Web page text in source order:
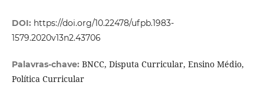
DOI: https://doi.org/10.22478/ufpb.1983-
1579.2020v13n2.43706
Palavras-chave: BNCC, Disputa Curricular, Ensino Médio,
Política Curricular